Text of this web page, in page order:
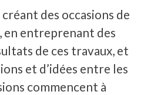
créant des occasions de
entreprenant des
de ces travaux, et
et d’idées entre les
commencent à